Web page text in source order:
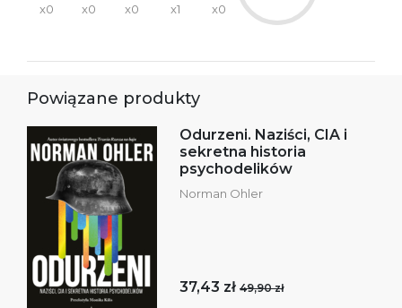
x0 x0 x0 x1 x0
Powiązane produkty
Odurzeni. Naziści, CIA i
sekretna historia
psychodelików
Norman Ohler
37,43 zł 49,90 zł